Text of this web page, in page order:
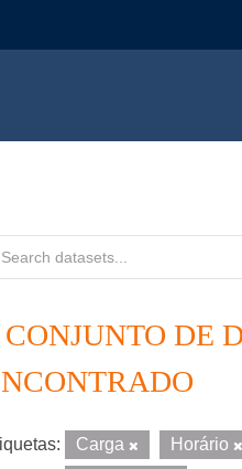
CONJUNTO DE
Carga Horário